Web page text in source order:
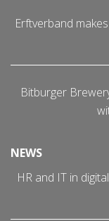
Erftverband
Bitburger
NEWS
HR and IT in